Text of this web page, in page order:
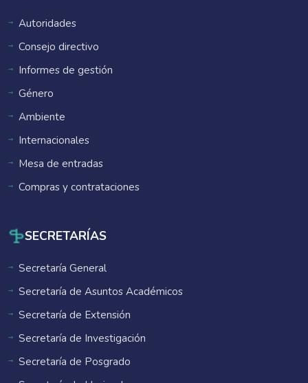
Autoridades
Consejo directivo
Informes de gestión
Género
Ambiente
Internacionales
Mesa de entradas
Compras y contrataciones
SECRETARÍAS
Secretaría General
Secretaría de Asuntos Académicos
Secretaría de Extensión
Secretaría de Investigación
Secretaría de Posgrado